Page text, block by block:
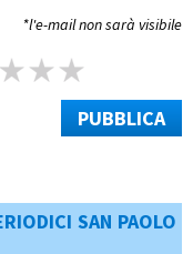
*l'e-mail non sarà visibile
PUBBLICA
SAN PAOLO